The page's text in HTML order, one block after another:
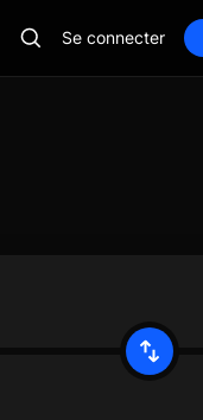
Se connecter